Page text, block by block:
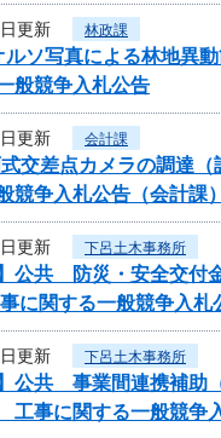
更新 林政課
ルソ写真による林地異
般競争入札公告
更新 会計課
交差点カメラの調達（
競争入札公告（会計課）
更新 下呂土木事務所
】公共 防災・安全交付
に関する一般競争入札
更新 下呂土木事務所
公共 事業間連携補助
工事に関する一般競争